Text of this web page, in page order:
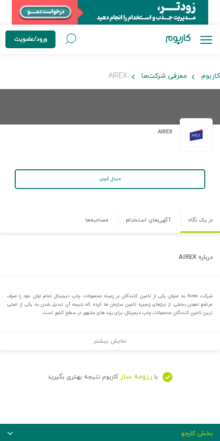
ورود/عضویت
کاربوم معرفی شرکت‌ها
AIREX
دنبال کردن
در یک نگاه آگهی‌های استخدام مصاحبه‌ها
درباره AIREX
شرکت Airex به عنوان یکی از تامین کنندگان در زمینه محصولات چاپ دیجیتال تمام توان خود را صرف
مرتفع نمودن بخشی از نیازهای زنجیره تامین سازمان ها کرده که نتیجه آن تبدیل شدن به یکی از اصلی
ترین تامین کنندگان محصولات چاپ دیجیتال، برای برند های مشهور در سطح کشور است.
نمایش بیشتر
با رزومه ساز کاربوم نتیجه بهتری بگیرید
بخش کارجو